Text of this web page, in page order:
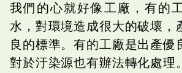
我們的心就好像工廠，有的
水，對環境造成很大的破壞，
良的標準。有的工廠是出產優
對於汙染源也有辦法轉化處理